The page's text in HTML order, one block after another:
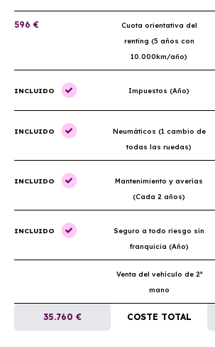
596 €
Cuota orientativa del
renting (5 años con
10.000km/año)
INCLUIDO Impuestos (Año)
INCLUIDO
Neumáticos (1 cambio de
todas las ruedas)
INCLUIDO
Mantenimiento y averías
(Cada 2 años)
INCLUIDO
Seguro a todo riesgo sin
franquicia (Año)
Venta del vehículo de 2ª
mano
35.760 € COSTE TOTAL